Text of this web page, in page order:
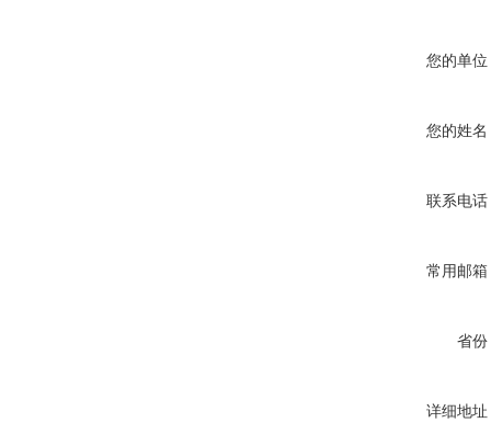
您的单位
您的姓名
联系电话
常用邮箱
省份
详细地址